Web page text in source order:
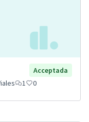
Acceptada
1 0